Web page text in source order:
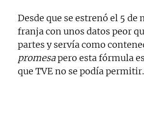
Desde que se estrenó el 5 de
franja con unos datos peor
partes y servía como
promesapero esta fórmula
que TVE no se podía permitir.